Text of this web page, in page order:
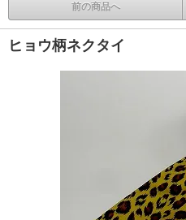
前の商品へ
ヒョウ柄ネクタイ